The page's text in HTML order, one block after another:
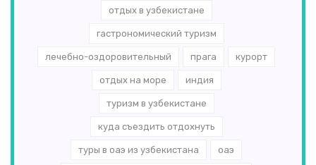
отдых в узбекистане
гастрономический туризм
лечебно-оздоровительный прага курорт
отдых на море индия
туризм в узбекистане
куда съездить отдохнуть
туры в оаэ из узбекистана оаэ